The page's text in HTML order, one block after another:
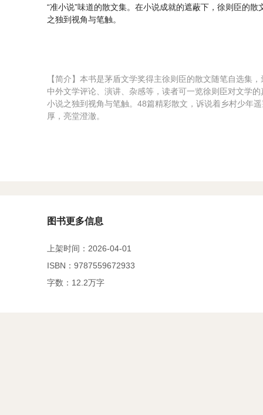
“准小说”味道的散文集。在小说成就的遮蔽下，徐则臣的
之独到视角与笔触。
【简介】本书是茅盾文学奖得主徐则臣的散文随笔自选集
中外文学评论、演讲、杂感等，读者可一览徐则臣对文学
小说之独到视角与笔触。48篇精彩散文，诉说着乡村少年
厚，亮堂澄澈。
图书更多信息
上架时间：2026-04-01
ISBN：9787559672933
字数：12.2万字